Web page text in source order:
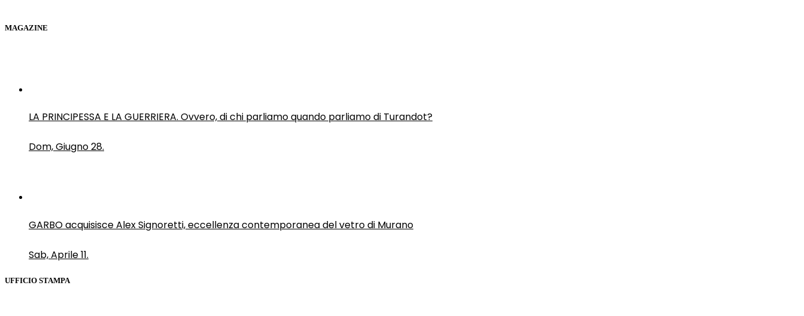
MAGAZINE
LA PRINCIPESSA E LA GUERRIERA. Ovvero, di chi parliamo quando parliamo di Turandot?
Dom, Giugno 28.
GARBO acquisisce Alex Signoretti, eccellenza contemporanea del vetro di Murano
Sab, Aprile 11.
UFFICIO STAMPA